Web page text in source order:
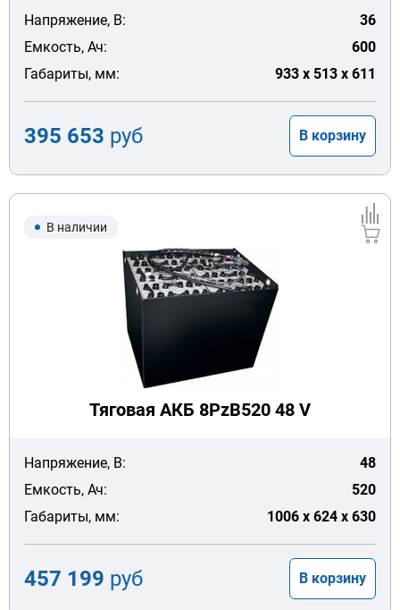
Напряжение, В:
36
Емкость, Ач:
600
Габариты, мм:
933 x 513 x 611
395 653 руб В корзину
В наличии
Тяговая АКБ 8PzB520 48 V
Напряжение, В:
48
Емкость, Ач:
520
Габариты, мм:
1006 x 624 x 630
457 199 руб В корзину